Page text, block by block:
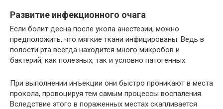
Развитие инфекционного очага
Если болит десна после укола анестезии, можно
предположить, что мягкие ткани инфицированы. Ведь в
полости рта всегда находится много микробов и
бактерий, как полезных, так и условно патогенных.
При выполнении инъекции они быстро проникают в места
прокола, провоцируя тем самым процессы воспаления.
Вследствие этого в пораженных местах скапливается